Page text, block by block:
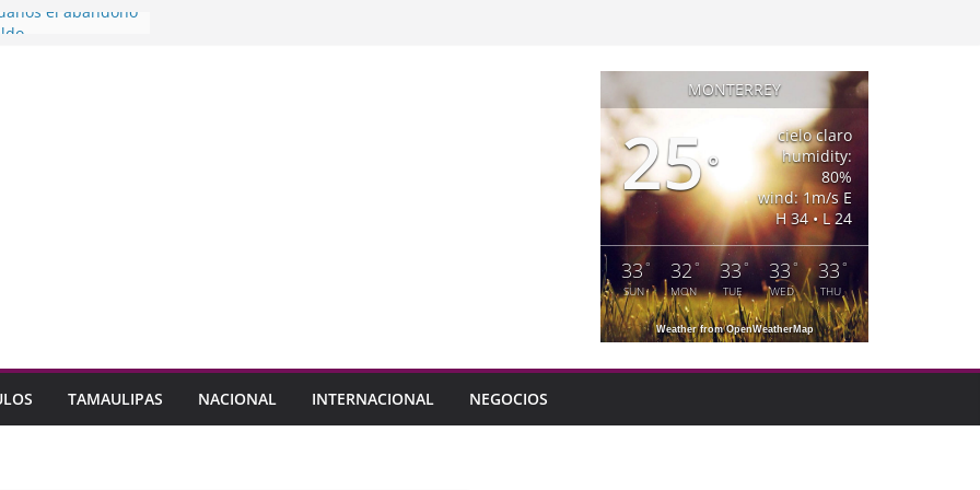
el abandono
que llegue a
‘Sí’
padrón de
MONTERREY
25°
cielo claro
humidity:
80%
wind: 1m/s E
H 34 • L 24
33°
SUN
32 °
MON
33°
TUE
33 °
WED
33 °
THU
Weather from OpenWeatherMap
TAMAULIPAS NACIONAL INTERNACIONAL NEGOCIOS